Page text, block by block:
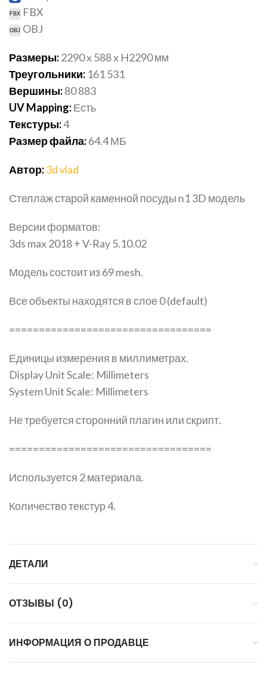
FBX
OBJ
Размеры:2290 x 588 x H2290мм
Треугольники: 161 531
Вершины:80 883
UV Mapping:Есть
Текстуры:4
Размер файла:64.4МБ
Автор:3d vlad
Стеллаж старой каменной посуды n1 3D модель
Версии форматов:
3ds max 2018 + V-Ray 5.10.02
Модель состоит из 69 mesh.
Все объекты находятся в слое 0 (default)
==================================
Единицы измерения в миллиметрах.
Display Unit Scale: Millimeters
System Unit Scale: Millimeters
Не требуется сторонний плагин или скрипт.
==================================
Используется 2 материала.
Количество текстур 4.
ДЕТАЛИ
ОТЗЫВЫ (0)
ИНФОРМАЦИЯ О ПРОДАВЦЕ